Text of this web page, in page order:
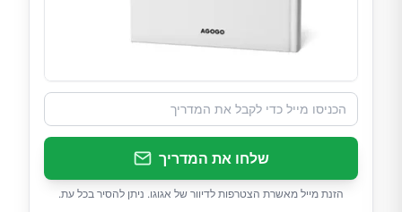
שלחו את המדריך
הזנת מייל מאשרת הצטרפות לדיוור של אגוגו. ניתן להסיר בכל עת.